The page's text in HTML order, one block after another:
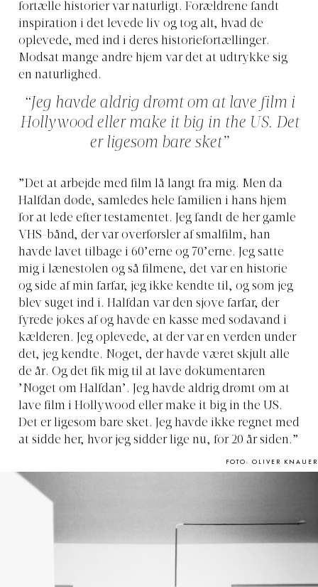
fortælle historier var naturligt. Forældrene fandt
inspiration i det levede liv og tog alt, hvad de
oplevede, med ind i deres historiefortællinger.
Modsat mange andre hjem var det at udtrykke sig
en naturlighed.
“Jeg havde aldrig drømt om at lave film i
Hollywood eller make it big in the US. Det
er ligesom bare sket”
”Det at arbejde med film lå langt fra mig. Men da
Halfdan døde, samledes hele familien i hans hjem
for at lede efter testamentet. Jeg fandt de her gamle
VHS-bånd, der var overførsler af smalfilm, han
havde lavet tilbage i 60’erne og 70’erne. Jeg satte
mig i lænestolen og så filmene, det var en historie
og side af min farfar, jeg ikke kendte til, og som jeg
blev suget ind i. Halfdan var den sjove farfar, der
fyrede jokes af og havde en kasse med sodavand i
kælderen. Jeg oplevede, at der var en verden under
det, jeg kendte. Noget, der havde været skjult alle
de år. Og det fik mig til at lave dokumentaren
’Noget om Halfdan’. Jeg havde aldrig drømt om at
lave film i Hollywood eller make it big in the US.
Det er ligesom bare sket. Jeg havde ikke regnet med
at sidde her, hvor jeg sidder lige nu, for 20 år siden.”
FOTO: OLIVER KNAUER